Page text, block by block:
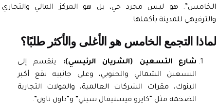
هو ليس مجرد حي، بل هو المركز المالي والتجاري
للمدينة بأكملها.
التجمع الخامس هو الأغلى والأكثر طلبًا؟
شارع التسعين (الشريان الرئيسي):ينقسم إلى
التسعين الشمالي والجنوبي، وعلى جانبيه تقع أكبر
البنوك، مقرات الشركات العالمية، والمولات التجارية
الضخمة مثل “كايرو فيستيفال سيتي” و”داون تاون”.